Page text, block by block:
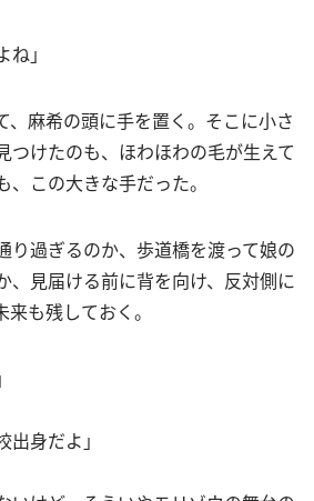
」
、麻希の頭に手を置く。そこに小さ
つけたのも、ほわほわの毛が生えて
この大きな手だった。
り過ぎるのか、歩道橋を渡って娘の
、見届ける前に背を向け、反対側に
も残しておく。
出身だよ」